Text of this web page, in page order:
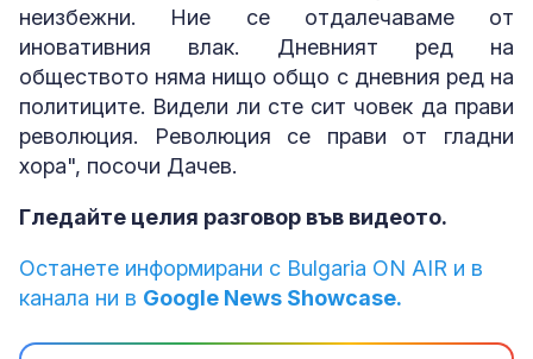
неизбежни. Ние се отдалечаваме от
иновативния влак. Дневният ред на
обществото няма нищо общо с дневния ред на
политиците. Видели ли сте сит човек да прави
революция. Революция се прави от гладни
хора", посочи Дачев.
Гледайте целия разговор във видеото.
Останете информирани с Bulgaria ON AIR и в
канала ни в Google News Showcase.